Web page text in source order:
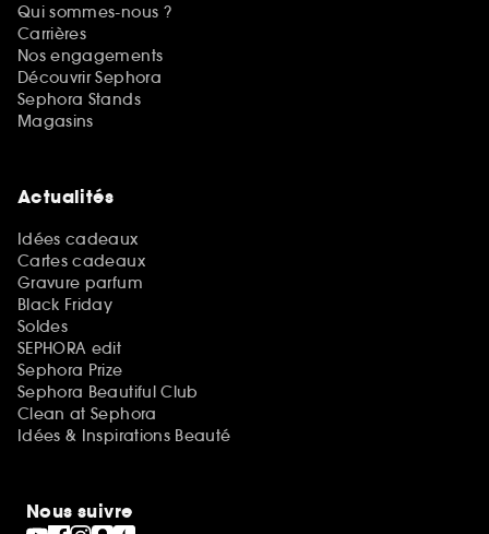
Qui sommes-nous ?
Carrières
Nos engagements
Découvrir Sephora
Sephora Stands
Magasins
Actualités
Idées cadeaux
Cartes cadeaux
Gravure parfum
Black Friday
Soldes
SEPHORA edit
Sephora Prize
Sephora Beautiful Club
Clean at Sephora
Idées & Inspirations Beauté
Nous suivre